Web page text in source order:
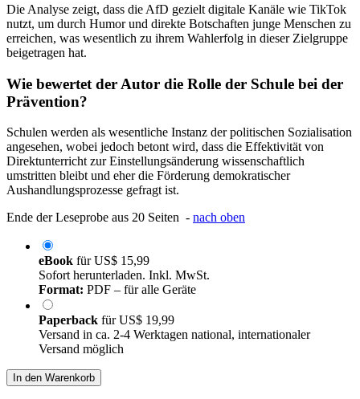
Die Analyse zeigt, dass die AfD gezielt digitale Kanäle wie TikTok
nutzt, um durch Humor und direkte Botschaften junge Menschen zu
erreichen, was wesentlich zu ihrem Wahlerfolg in dieser Zielgruppe
beigetragen hat.
Wie bewertet der Autor die Rolle der Schule bei der
Prävention?
Schulen werden als wesentliche Instanz der politischen Sozialisation
angesehen, wobei jedoch betont wird, dass die Effektivität von
Direktunterricht zur Einstellungsänderung wissenschaftlich
umstritten bleibt und eher die Förderung demokratischer
Aushandlungsprozesse gefragt ist.
Ende der Leseprobe aus 20 Seiten - nach oben
eBook fürUS$ 15,99
Sofort herunterladen. Inkl. MwSt.
Format: PDF – für alle Geräte
Paperback fürUS$ 19,99
Versand in ca. 2-4 Werktagen national, internationaler
Versand möglich
In den Warenkorb